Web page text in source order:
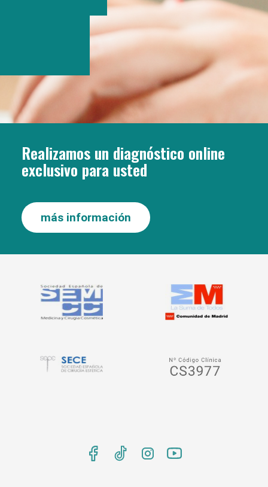
Realizamos un diagnóstico online
exclusivo para usted
más información